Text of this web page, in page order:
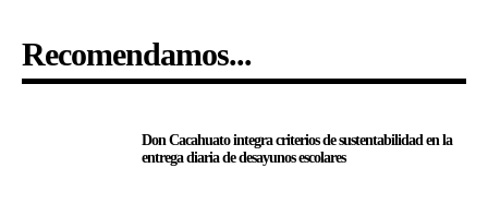
Recomendamos...
Don Cacahuato integra criterios de sustentabilidad en la
entrega diaria de desayunos escolares